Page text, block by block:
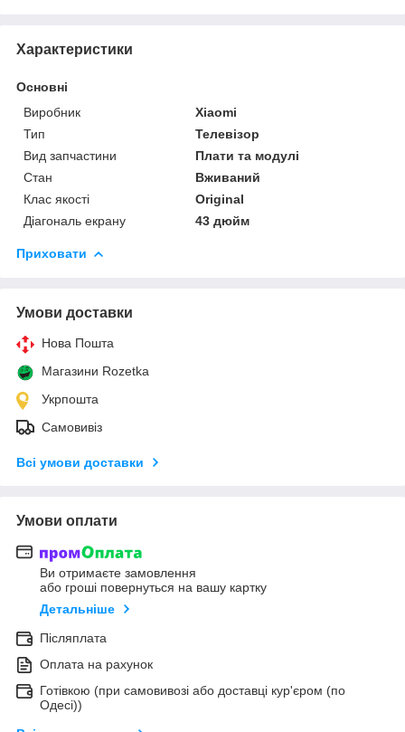
Характеристики
Основні
Виробник
Xiaomi
Тип
Телевізор
Вид запчастини
Плати та модулі
Стан
Вживаний
Клас якості
Original
Діагональ екрану
43 дюйм
Приховати
Умови доставки
Нова Пошта
Магазини Rozetka
Укрпошта
Самовивіз
Всі умови доставки
Умови оплати
Ви отримаєте замовлення
або гроші повернуться на вашу картку
Детальніше
Післяплата
Оплата на рахунок
Готівкою (при самовивозі або доставці кур'єром (по
Одесі))